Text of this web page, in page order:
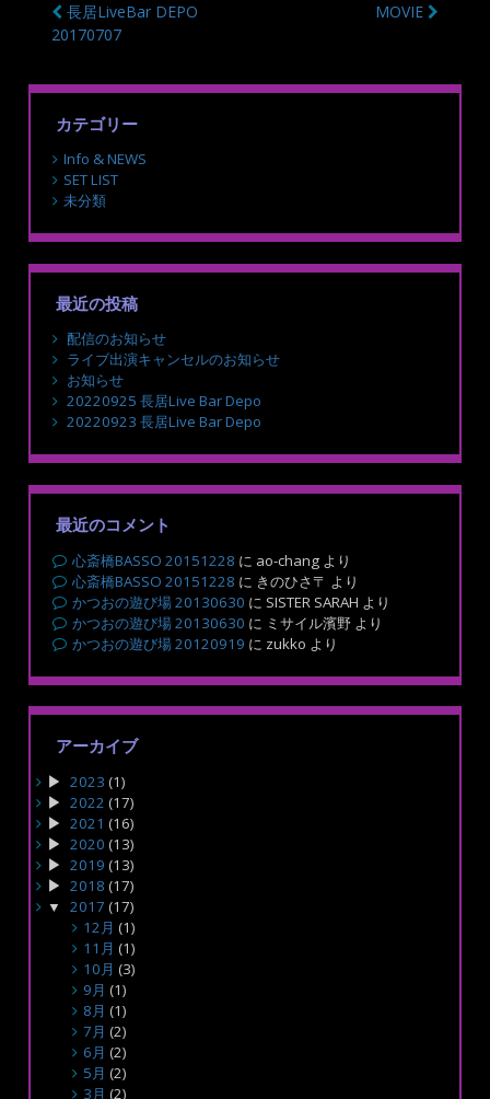
投
稿
ナ
ビ
ゲ
ー
シ
ョ
ン
長居LiveBar DEPO
20170707
MOVIE
カテゴリー
Info & NEWS
SET LIST
未分類
最近の投稿
配信のお知らせ
ライブ出演キャンセルのお知らせ
お知らせ
20220925 長居Live Bar Depo
20220923 長居Live Bar Depo
最近のコメント
心斎橋BASSO 20151228 に ao-chang より
心斎橋BASSO 20151228 に きのひさ〒 より
かつおの遊び場 20130630 に SISTER SARAH より
かつおの遊び場 20130630 に ミサイル濱野 より
かつおの遊び場 20120919 に zukko より
アーカイブ
2023 (1)
2022 (17)
2021 (16)
2020 (13)
2019 (13)
2018 (17)
2017 (17)
12月 (1)
11月 (1)
10月 (3)
9月 (1)
8月 (1)
7月 (2)
6月 (2)
5月 (2)
3月 (2)